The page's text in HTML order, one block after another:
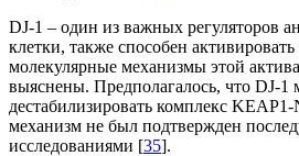
DJ-1 – один из важных регуляторов
клетки, также способен
молекулярные механизмы этой
выяснены. Предполагалось, что DJ-1
дестабилизировать комплекс
механизм не был подтвержден
исследованиями [35].